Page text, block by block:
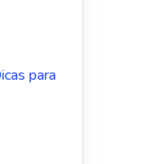
para